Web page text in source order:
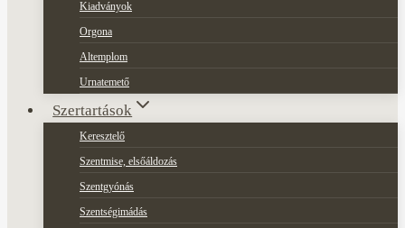
Kiadványok
Orgona
Altemplom
Urnatemető
Szertartások
Keresztelő
Szentmise, elsőáldozás
Szentgyónás
Szentségimádás